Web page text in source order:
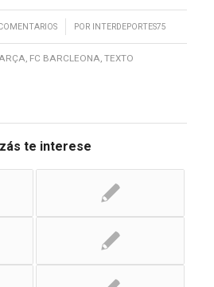
/ POR INTERDEPORTES75
FC BARCLEONA ,TEXTO
te interese